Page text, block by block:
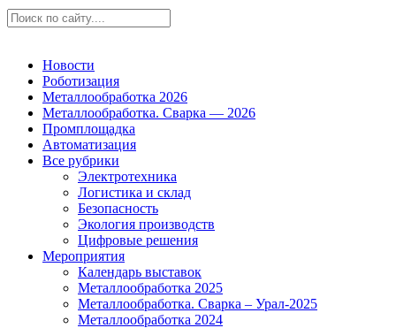
Новости
Роботизация
Металлообработка 2026
Металлообработка. Сварка — 2026
Промплощадка
Автоматизация
Все рубрики
Электротехника
Логистика и склад
Безопасность
Экология производств
Цифровые решения
Мероприятия
Календарь выставок
Металлообработка 2025
Металлообработка. Сварка – Урал-2025
Металлообработка 2024